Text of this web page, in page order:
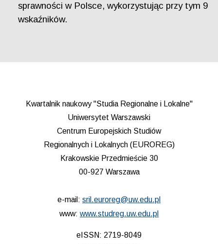
sprawności w Polsce, wykorzystując przy tym 9
wskaźników.
Kwartalnik naukowy "Studia Regionalne i Lokalne"
Uniwersytet Warszawski
Centrum Europejskich Studiów
Regionalnych i Lokalnych (EUROREG)
Krakowskie Przedmieście 30
00-927 Warszawa
e-mail: sril.euroreg@uw.edu.pl
www: www.studreg.uw.edu.pl
eISSN: 2719-8049